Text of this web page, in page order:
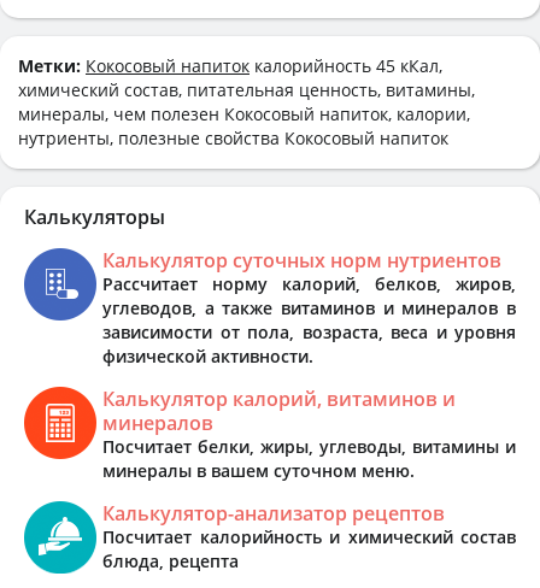
Метки: Кокосовый напиток калорийность 45 кКал,
химический состав, питательная ценность, витамины,
минералы, чем полезен Кокосовый напиток, калории,
нутриенты, полезные свойства Кокосовый напиток
Калькуляторы
Калькулятор суточных норм нутриентов
Рассчитает норму калорий, белков, жиров,
углеводов, а также витаминов и минералов в
зависимости от пола, возраста, веса и уровня
физической активности.
Калькулятор калорий, витаминов и
минералов
Посчитает белки, жиры, углеводы, витамины и
минералы в вашем суточном меню.
Калькулятор-анализатор рецептов
Посчитает калорийность и химический состав
блюда, рецепта